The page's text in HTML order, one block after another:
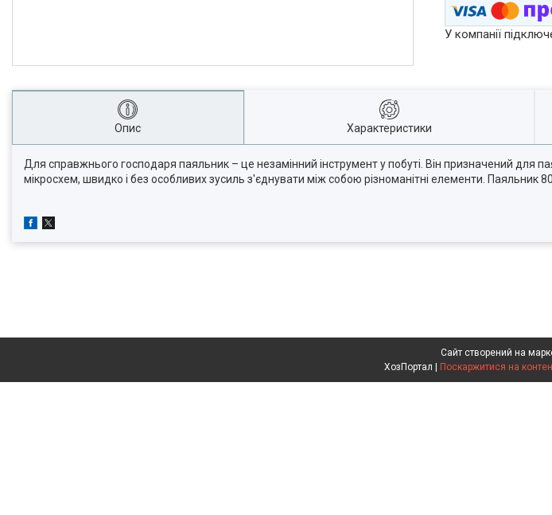
У компанії
Опис Характеристики
Для справжнього господаря паяльник – це незамінний інструмент у побуті. Він призначений для
мікросхем, швидко і без особливих зусиль з'єднувати між собою різноманітні елементи. Паяльник
Сайт створений на
Поскаржитися на